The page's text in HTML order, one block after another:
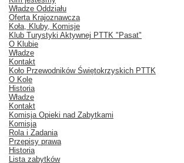
Władze Oddziału
Oferta Krajoznawcza
Koła, Kluby, Komisje
Klub Turystyki Aktywnej PTTK "Pasat"
O Klubie
Władze
Kontakt
Koło Przewodników Świętokrzyskich PTTK
O Kole
Historia
Władze
Kontakt
Komisja Opieki nad Zabytkami
Komisja
Rola i Zadania
Przepisy prawa
Historia
Lista zabytków